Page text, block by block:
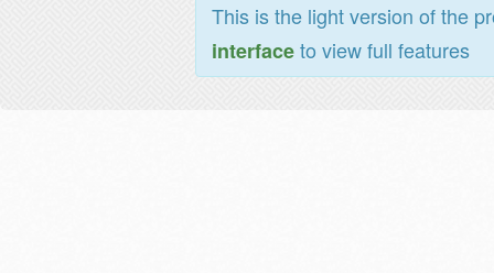
This is the light version of the
interfaceto view full features